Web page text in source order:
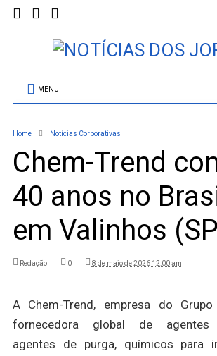
MENU
Home Notícias Corporativas
Chem-Trend
40 anos no
em Valinhos
Redação 0 8 de maio de 2026 12:00 am
A Chem-Trend, empresa do
fornecedora global de agentes
agentes de purga, químicos para